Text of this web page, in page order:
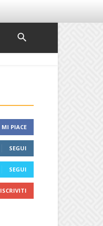
MI PIACE
SEGUI
SEGUI
ISCRIVITI